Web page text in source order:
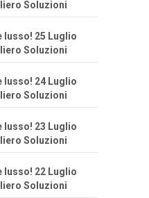
Soluzioni
lusso! 25 Luglio
Soluzioni
lusso! 24 Luglio
Soluzioni
lusso! 23 Luglio
Soluzioni
lusso! 22 Luglio
Soluzioni